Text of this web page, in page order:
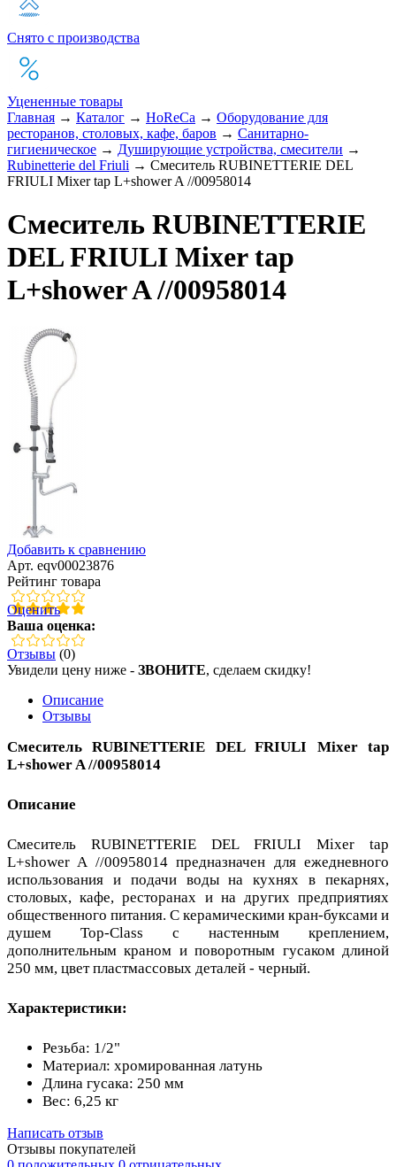
Снято с производства
Уцененные товары
Главная → Каталог → HoReCa → Оборудование для
ресторанов, столовых, кафе, баров → Санитарно-
гигиеническое → Душирующие устройства, смесители →
Rubinetterie del Friuli → Смеситель RUBINETTERIE DEL
FRIULI Mixer tap L+shower A //00958014
Смеситель RUBINETTERIE
DEL FRIULI Mixer tap
L+shower A //00958014
Добавить к сравнению
Арт. eqv00023876
Рейтинг товара
Оценить
Ваша оценка:
Отзывы (0)
Увидели цену ниже - ЗВОНИТЕ, сделаем скидку!
Описание
Отзывы
Смеситель RUBINETTERIE DEL FRIULI Mixer tap
L+shower A //00958014
Описание
Смеситель RUBINETTERIE DEL FRIULI Mixer tap
L+shower A //00958014 предназначен для ежедневного
использования и подачи воды на кухнях в пекарнях,
столовых, кафе, ресторанах и на других предприятиях
общественного питания. С керамическими кран-буксами и
душем Top-Class с настенным креплением,
дополнительным краном и поворотным гусаком длиной
250 мм, цвет пластмассовых деталей - черный.
Характеристики:
Резьба: 1/2"
Материал: хромированная латунь
Длина гусака: 250 мм
Вес: 6,25 кг
Написать отзыв
Отзывы покупателей